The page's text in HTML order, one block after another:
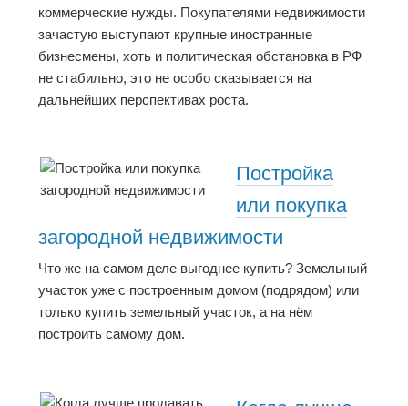
коммерческие нужды. Покупателями недвижимости
зачастую выступают крупные иностранные
бизнесмены, хоть и политическая обстановка в РФ
не стабильно, это не особо сказывается на
дальнейших перспективах роста.
Постройка
или покупка
загородной недвижимости
Что же на самом деле выгоднее купить? Земельный
участок уже с построенным домом (подрядом) или
только купить земельный участок, а на нём
построить самому дом.